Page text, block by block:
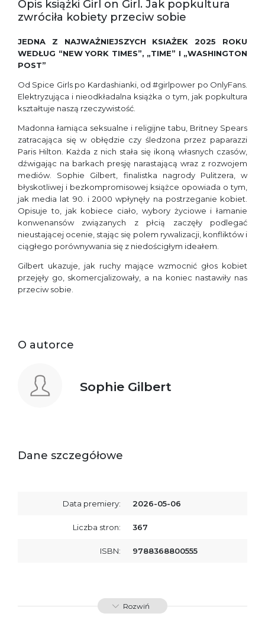
Opis książki Girl on Girl. Jak popkultura
zwróciła kobiety przeciw sobie
JEDNA Z NAJWAŻNIEJSZYCH KSIAŻEK 2025 ROKU
WEDŁUG “NEW YORK TIMES”, „TIME” I „WASHINGTON
POST”
Od Spice Girls po Kardashianki, od #girlpower po OnlyFans.
Elektryzująca i nieodkładalna książka o tym, jak popkultura
kształtuje naszą rzeczywistość.
Madonna łamiąca seksualne i religijne tabu, Britney Spears
zatracająca się w obłędzie czy śledzona przez paparazzi
Paris Hilton. Każda z nich stała się ikoną własnych czasów,
dźwigając na barkach presję narastającą wraz z rozwojem
mediów. Sophie Gilbert, finalistka nagrody Pulitzera, w
błyskotliwej i bezkompromisowej książce opowiada o tym,
jak media lat 90. i 2000 wpłynęły na postrzeganie kobiet.
Opisuje to, jak kobiece ciało, wybory życiowe i łamanie
konwenansów związanych z płcią zaczęły podlegać
nieustającej ocenie, stając się polem rywalizacji, konfliktów i
ciągłego porównywania się z niedościgłym ideałem.
Gilbert ukazuje, jak ruchy mające wzmocnić głos kobiet
przejęły go, skomercjalizowały, a na koniec nastawiły nas
przeciw sobie.
O autorce
Sophie Gilbert
Dane szczegółowe
Data premiery: 2026-05-06
Liczba stron: 367
ISBN: 9788368800555
Rozwiń